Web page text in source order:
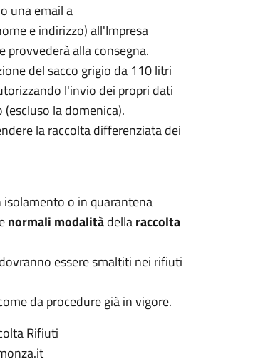
una email a
e indirizzo) all'Impresa
provvederà alla consegna.
del sacco grigio da 110 litri
l'invio dei propri dati
la domenica).
la raccolta differenziata dei
o in quarantena
normali modalitàdellaraccolta
essere smaltiti nei rifiuti
da procedure già in vigore.
Rifiuti